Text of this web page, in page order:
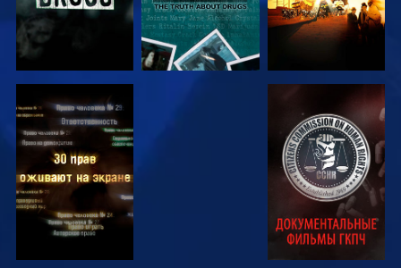
СМОТРЕТЬ СМОТРЕТЬ